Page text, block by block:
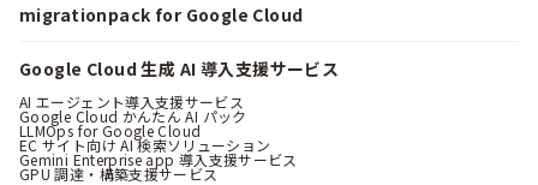
migrationpack for Google Cloud
Google Cloud 生成 AI 導入支援サービス
AI エージェント導入支援サービス
Google Cloud かんたん AI パック
LLMOps for Google Cloud
EC サイト向け AI 検索ソリューション
Gemini Enterprise app 導入支援サービス
GPU 調達・構築支援サービス